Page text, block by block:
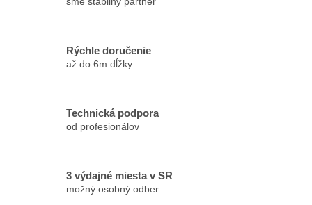
Rýchle doručenie
až do 6m dĺžky
Technická podpora
od profesionálov
3 výdajné miesta v SR
možný osobný odber